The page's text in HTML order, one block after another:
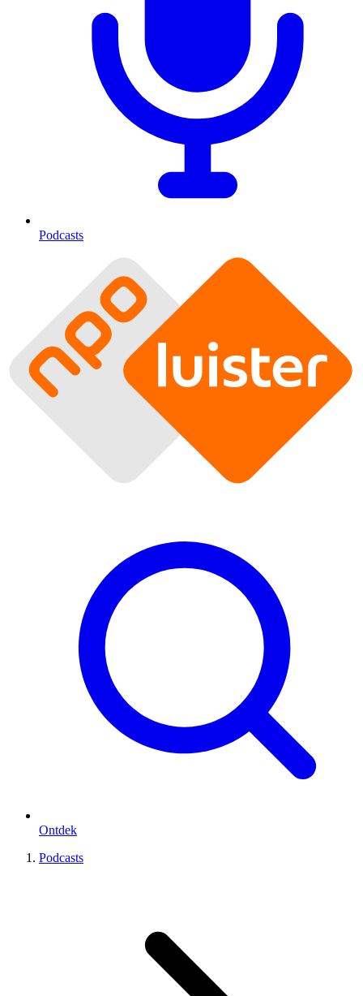
Podcasts
Ontdek
Podcasts